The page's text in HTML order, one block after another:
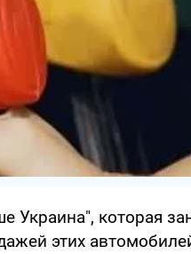
Украина", которая
этих